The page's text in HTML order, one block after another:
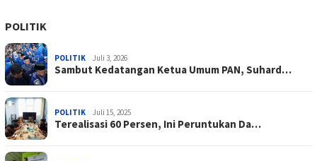
POLITIK
POLITIK Juli 3, 2026
Sambut Kedatangan Ketua Umum PAN, Suhard…
POLITIK Juli 15, 2025
Terealisasi 60 Persen, Ini Peruntukan Da…